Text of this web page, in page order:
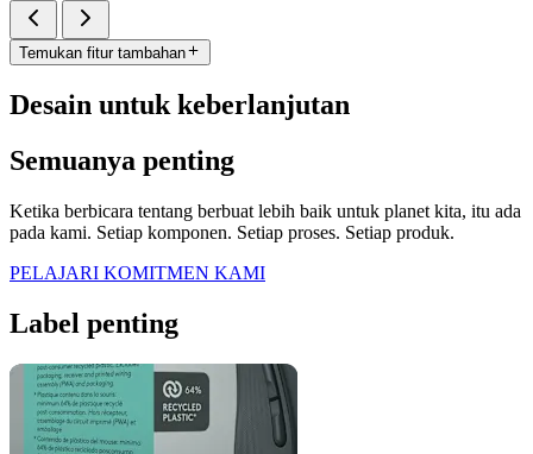
Temukan fitur tambahan
Desain untuk keberlanjutan
Semuanya penting
Ketika berbicara tentang berbuat lebih baik untuk planet kita, itu ada
pada kami. Setiap komponen. Setiap proses. Setiap produk.
PELAJARI KOMITMEN KAMI
Label penting